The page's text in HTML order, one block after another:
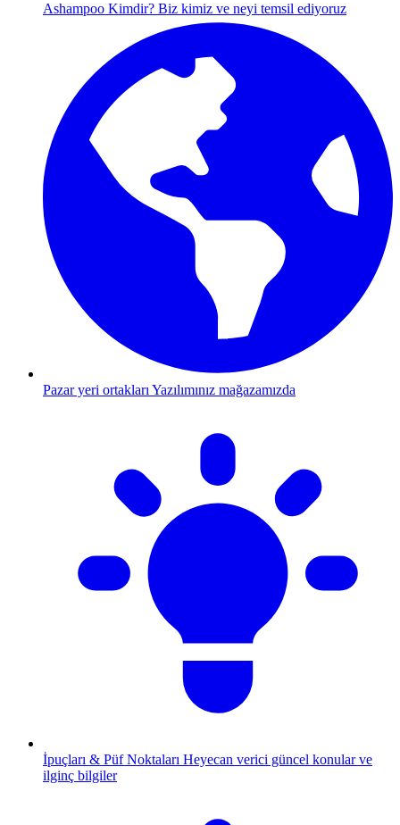
Ashampoo Kimdir? Biz kimiz ve neyi temsil ediyoruz
Pazar yeri ortakları Yazılımınız mağazamızda
İpuçları & Püf Noktaları Heyecan verici güncel konular ve
ilginç bilgiler